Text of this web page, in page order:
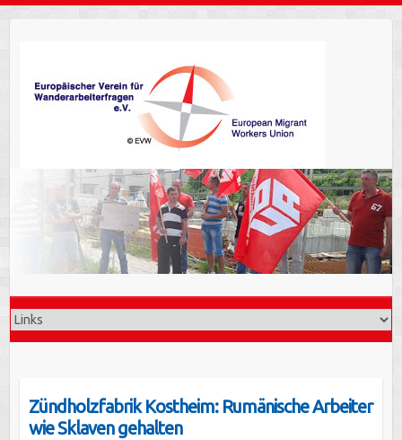
Zündholzfabrik Kostheim: Rumänische Arbeiter
wie Sklaven gehalten